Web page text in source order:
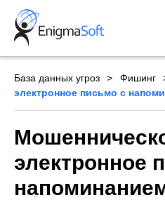
Skip
content
База данных угроз Фишинг
электронное письмо с
электронное